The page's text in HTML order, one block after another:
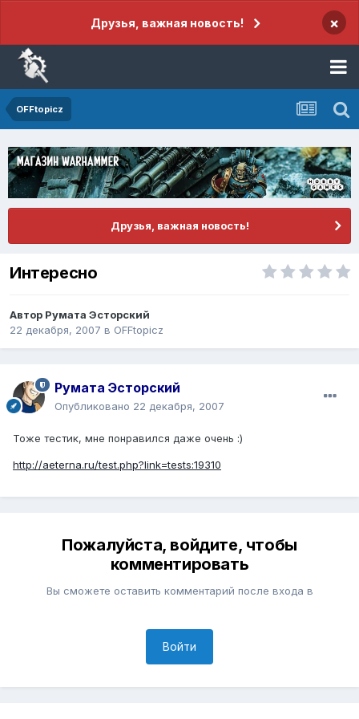
Друзья, важная новость! ×
OFFtopicz
Друзья, важная новость!
Интересно
Автор Румата Эсторский
22 декабря, 2007 в OFFtopicz
Румата Эсторский
Опубликовано 22 декабря, 2007
Тоже тестик, мне понравился даже очень :)
http://aeterna.ru/test.php?link=tests:19310
Пожалуйста, войдите, чтобы
комментировать
Вы сможете оставить комментарий после входа в
Войти